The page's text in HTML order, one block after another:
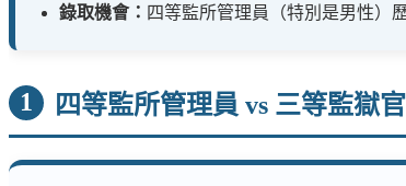
錄取機會： 四等監所管理員（特別是男性）
1 四等監所管理員 vs 三等監獄